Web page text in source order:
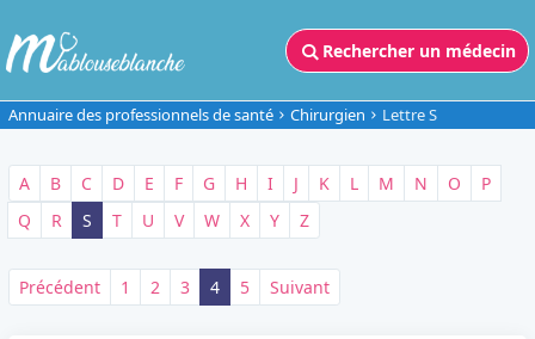
Rechercher un médecin
Annuaire des professionnels de santé Chirurgien Lettre S
A B C D E F G H I J K L M N O
P
Q
R S T U V W X Y Z
Précédent 1 2 3 4 5 Suivant